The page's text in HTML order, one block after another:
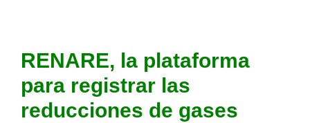
RENARE, la plataforma
para registrar las
reducciones de gases